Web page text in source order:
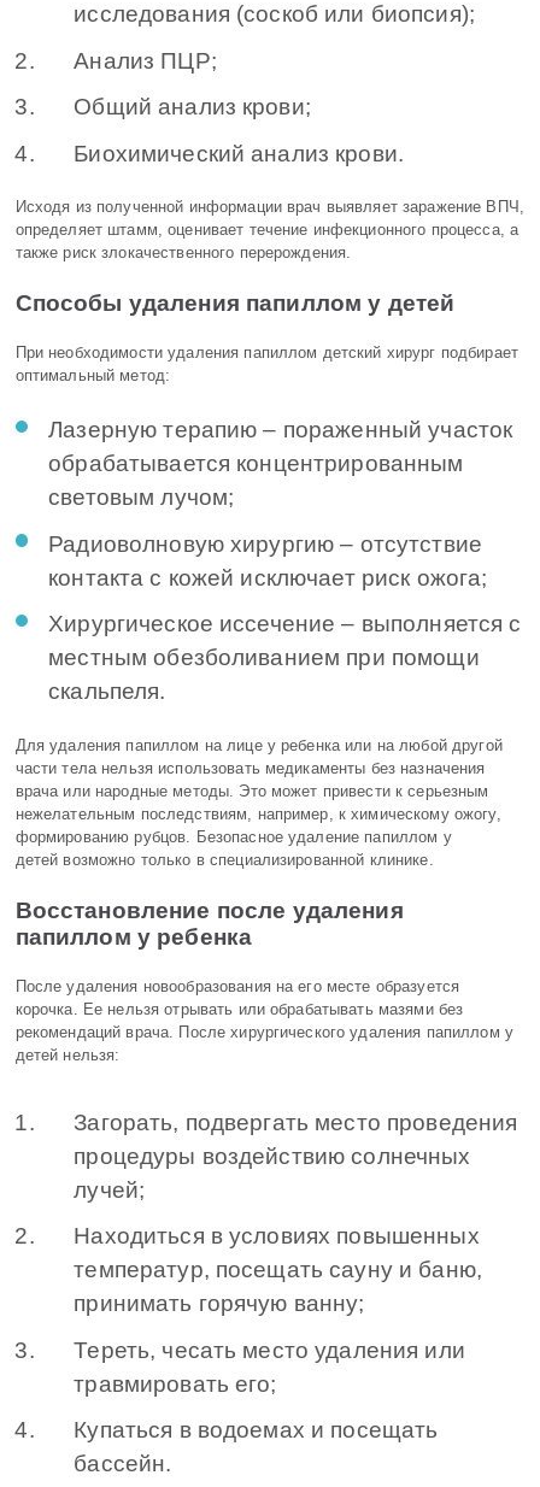
исследования (соскоб или биопсия);
Анализ ПЦР;
Общий анализ крови;
Биохимический анализ крови.
Исходя из полученной информации врач выявляет заражение ВПЧ,
определяет штамм, оценивает течение инфекционного процесса, а
также риск злокачественного перерождения.
Способы удаления папиллом у детей
При необходимости удаления папиллом детский хирург подбирает
оптимальный метод:
Лазерную терапию – пораженный участок
обрабатывается концентрированным
световым лучом;
Радиоволновую хирургию – отсутствие
контакта с кожей исключает риск ожога;
Хирургическое иссечение – выполняется с
местным обезболиванием при помощи
скальпеля.
Для удаления папиллом на лице у ребенка или на любой другой
части тела нельзя использовать медикаменты без назначения
врача или народные методы. Это может привести к серьезным
нежелательным последствиям, например, к химическому ожогу,
формированию рубцов. Безопасное удаление папиллом у
детей возможно только в специализированной клинике.
Восстановление после удаления
папиллом у ребенка
После удаления новообразования на его месте образуется
корочка. Ее нельзя отрывать или обрабатывать мазями без
рекомендаций врача. После хирургического удаления папиллом у
детей нельзя:
Загорать, подвергать место проведения
процедуры воздействию солнечных
лучей;
Находиться в условиях повышенных
температур, посещать сауну и баню,
принимать горячую ванну;
Тереть, чесать место удаления или
травмировать его;
Купаться в водоемах и посещать
бассейн.